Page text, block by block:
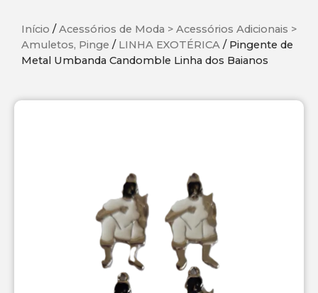
Início /Acessórios de Moda > Acessórios Adicionais >
Amuletos, Pinge / LINHA EXOTÉRICA / Pingente de
Metal Umbanda Candomble Linha dos Baianos